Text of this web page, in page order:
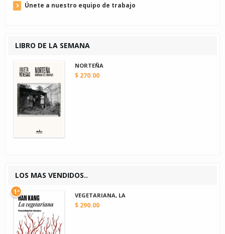
Únete a nuestro equipo de trabajo
LIBRO DE LA SEMANA
NORTEÑA
$ 270.00
LOS MAS VENDIDOS..
VEGETARIANA, LA
$ 290.00
1º